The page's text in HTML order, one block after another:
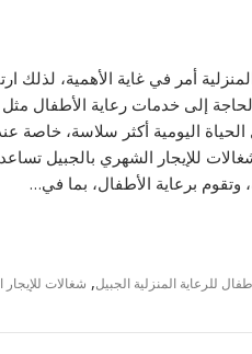
أمر في غاية الأهمية، لذلك
إلى خدمات رعاية الأطفال
اليومية أكثر سلاسة، خاصة
للإيجار الشهري بالجبيل
برعاية الأطفال، بما في…
للرعاية المنزلية الجبيل, شغالات